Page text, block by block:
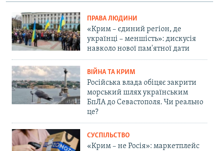
ПРАВА ЛЮДИНИ
«Крим – єдиний регіон, де
українці – меншість»: дискусія
навколо нової пам'ятної дати
ВІЙНА ТА КРИМ
Російська влада обіцяє закрити
морський шлях українським
БпЛА до Севастополя. Чи реально
це?
СУСПІЛЬСТВО
«Крим – не Росія»: маркетплейс